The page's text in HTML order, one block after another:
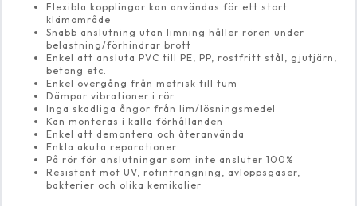
Flexibla kopplingar kan användas för ett stort
klämområde
Snabb anslutning utan limning håller rören under
belastning/förhindrar brott
Enkel att ansluta PVC till PE, PP, rostfritt stål, gjutjärn,
betong etc.
Enkel övergång från metrisk till tum
Dämpar vibrationer i rör
Inga skadliga ångor från lim/lösningsmedel
Kan monteras i kalla förhållanden
Enkel att demontera och återanvända
Enkla akuta reparationer
På rör för anslutningar som inte ansluter 100%
Resistent mot UV, rotinträngning, avloppsgaser,
bakterier och olika kemikalier